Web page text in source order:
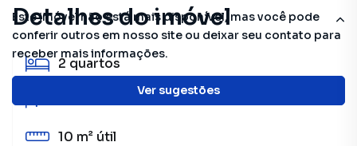
Este imóvel não está mais disponível, mas você pode
conferir outros em nosso site ou deixar seu contato para
receber mais informações.
Ver sugestões
Detalhes do imóvel
2 quartos
10 m² útil